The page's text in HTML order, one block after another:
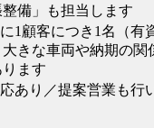
整備」も担当します
1顧客につき1名（有
大きな車両や納期の関
ます
あり／提案営業も行